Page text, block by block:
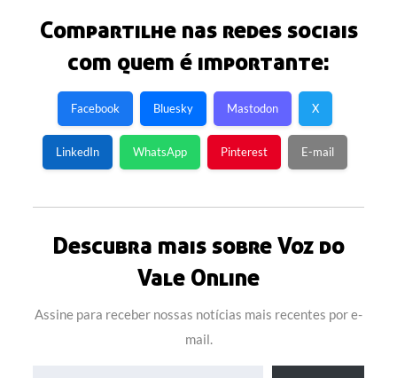
Compartilhe nas redes sociais
com quem é importante:
Facebook Bluesky Mastodon X
LinkedIn WhatsApp Pinterest E-mail
Descubra mais sobre Voz do
Vale Online
Assine para receber nossas notícias mais recentes por e-
mail.